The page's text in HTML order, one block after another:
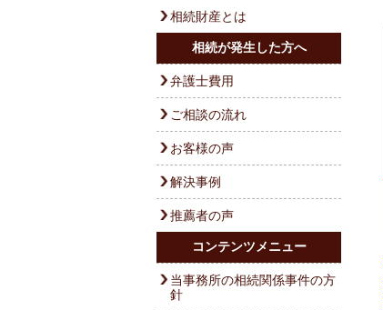
相続財産とは
相続が発生した方へ
弁護士費用
ご相談の流れ
お客様の声
解決事例
推薦者の声
コンテンツメニュー
当事務所の相続関係事件の方
針